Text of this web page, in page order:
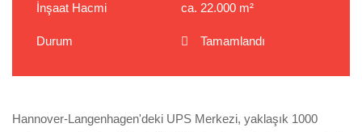
İnşaat Hacmi ca. 22.000 m²
Durum Tamamlandı
Hannover-Langenhagen'deki UPS Merkezi, yaklaşık 1000